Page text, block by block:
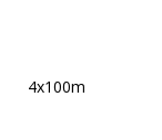
4x100m